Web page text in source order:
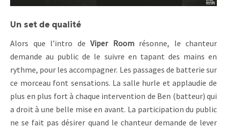
Un set de qualité
Alors que l’intro de Viper Roomrésonne, le chanteur
demande au public de le suivre en tapant des mains en
rythme, pour les accompagner. Les passages de batterie sur
ce morceau font sensations. La salle hurle et applaudie de
plus en plus fort à chaque intervention de Ben (batteur) qui
a droit à une belle mise en avant. La participation du public
ne se fait pas désirer quand le chanteur demande de lever